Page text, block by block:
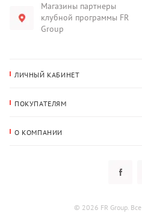
Магазины партнеры
клубной программы FR
Group
ЛИЧНЫЙ КАБИНЕТ
Адрес для доставки
ПОКУПАТЕЛЯМ
О КОМПАНИИ
Политика конфиденциальности
© 2026 FR Group.